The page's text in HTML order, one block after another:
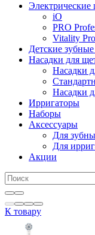
Электрические
iO
PRO
Vitality Pro
Детские
Насадки для
Насадки
Насадки
Ирригаторы
Наборы
Аксессуары
Для
Для
Акции
К товару